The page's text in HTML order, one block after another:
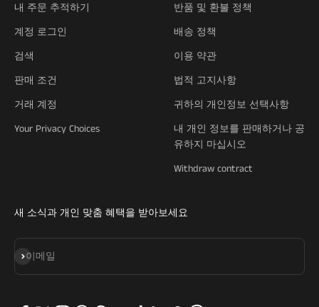
내 주문 추적하기
계정 로그인
검색
판매 조건
거래 계정
Your Privacy Choices
반품 및 환불 정책
배송 정책
이용 약관
법적 고지사항
귀하의 개인정보 선택사항
내 개인 정보를 판매하거나 공
유하지 마십시오
Withdraw contract
새 소식과 개인 맞춤 혜택을 받아보세요
이메일
구독